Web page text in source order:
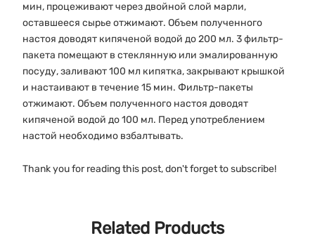
мин, процеживают через двойной слой марли,
оставшееся сырье отжимают. Объем полученного
настоя доводят кипяченой водой до 200 мл. 3 фильтр-
пакета помещают в стеклянную или эмалированную
посуду, заливают 100 мл кипятка, закрывают крышкой
и настаивают в течение 15 мин. Фильтр-пакеты
отжимают. Объем полученного настоя доводят
кипяченой водой до 100 мл. Перед употреблением
настой необходимо взбалтывать.
Thank you for reading this post, don't forget to subscribe!
Related Products